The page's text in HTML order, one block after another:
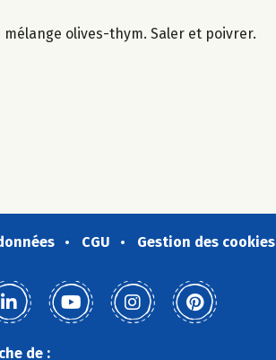
olives-thym. Saler et poivrer.
CGU Gestion des cookies
de :